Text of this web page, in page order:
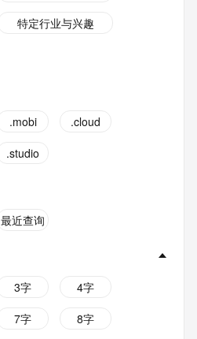
特定行业与兴趣
.mobi
.cloud
.studio
最近查询
3字
4字
7字
8字